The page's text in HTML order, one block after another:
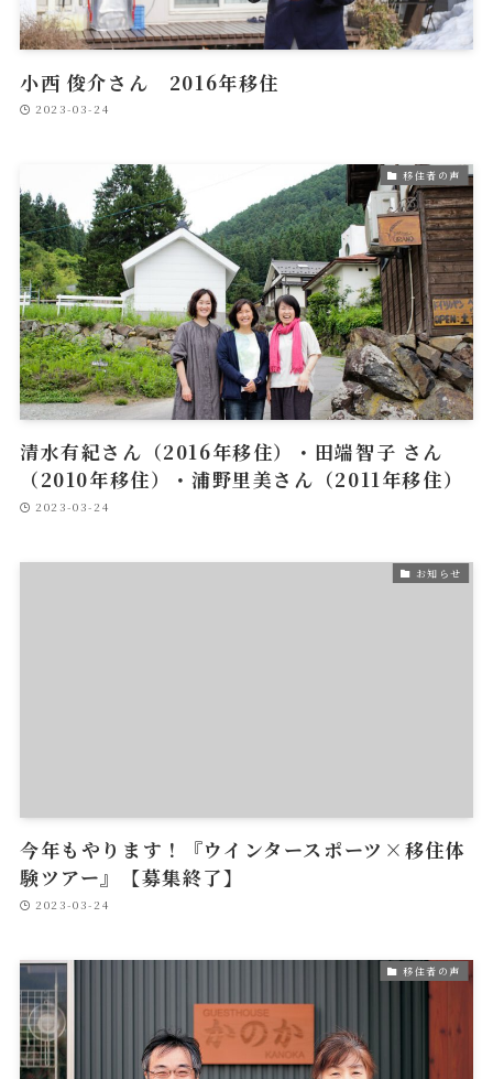
小西 俊介さん 2016年移住
2023-03-24
移住者の声
清水有紀さん（2016年移住）・田端智子 さん
（2010年移住）・浦野里美さん（2011年移住）
2023-03-24
お知らせ
今年もやります！『ウインタースポーツ×移住体
験ツアー』【募集終了】
2023-03-24
移住者の声